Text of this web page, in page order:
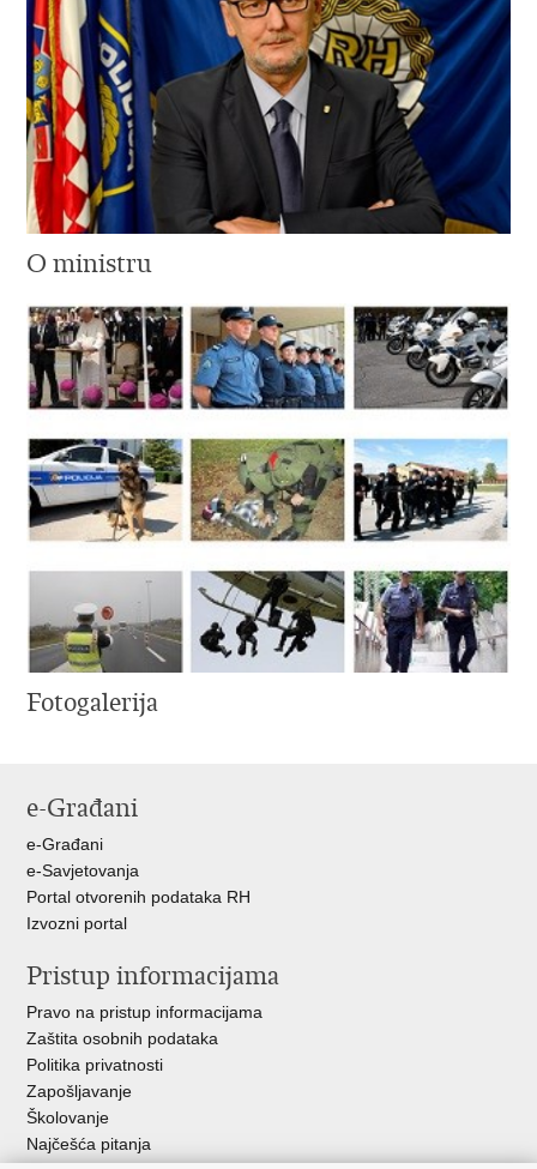
O ministru
Fotogalerija
e-Građani
e-Građani
e-Savjetovanja
Portal otvorenih podataka RH
Izvozni portal
Pristup informacijama
Pravo na pristup informacijama
Zaštita osobnih podataka
Politika privatnosti
Zapošljavanje
Školovanje
Najčešća pitanja